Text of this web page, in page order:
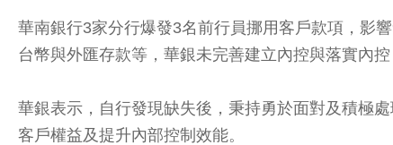
華南銀行3家分行爆發3名前行員挪用客戶款項，影
台幣與外匯存款等，華銀未完善建立內控與落實內
華銀表示，自行發現缺失後，秉持勇於面對及積極
客戶權益及提升內部控制效能。